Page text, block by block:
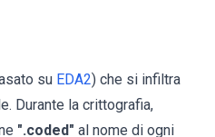
su EDA2) che si infiltra
Durante la crittografia,
".coded" al nome di ogni